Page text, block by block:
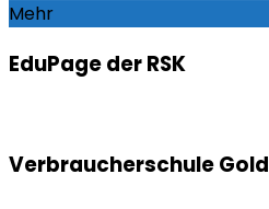
Mehr
EduPage der RSK
Verbraucherschule Gold